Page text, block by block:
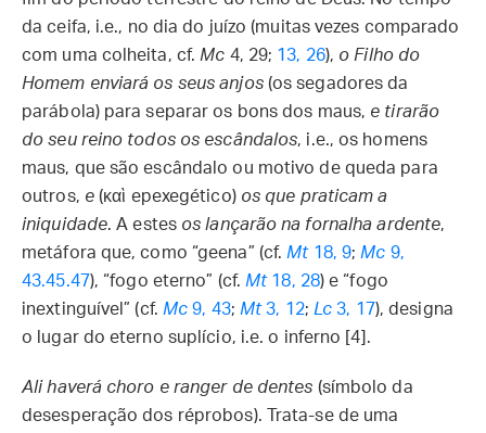
da ceifa, i.e., no dia do juízo (muitas vezes comparado
com uma colheita, cf. Mc 4, 29; 13, 26), o Filho do
Homem enviará os seus anjos (os segadores da
parábola) para separar os bons dos maus, e tirarão
do seu reino todos os escândalos, i.e., os homens
maus, que são escândalo ou motivo de queda para
outros, e(καὶ epexegético) os que praticam a
iniquidade. A estes os lançarão na fornalha ardente,
metáfora que, como “geena” (cf. Mt18, 9; Mc 9,
43.45.47), “fogo eterno” (cf. Mt18, 28) e “fogo
inextinguível” (cf. Mc 9, 43; Mt3, 12; Lc 3, 17), designa
o lugar do eterno suplício, i.e. o inferno [4].
Ali haverá choro e ranger de dentes (símbolo da
desesperação dos réprobos). Trata-se de uma